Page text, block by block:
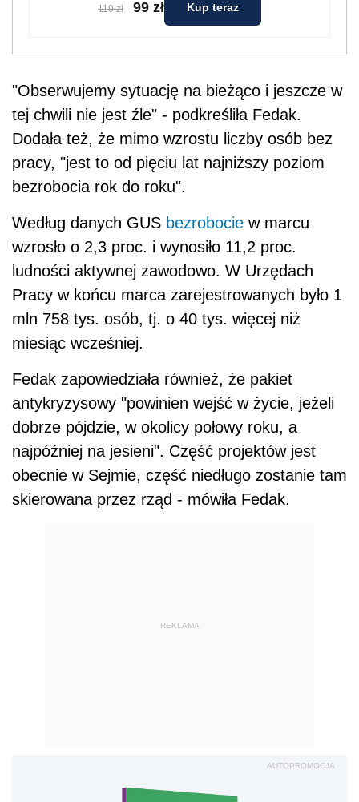
119 zł 99 zł Kup teraz
"Obserwujemy sytuację na bieżąco i jeszcze w
tej chwili nie jest źle" - podkreśliła Fedak.
Dodała też, że mimo wzrostu liczby osób bez
pracy, "jest to od pięciu lat najniższy poziom
bezrobocia rok do roku".
Według danych GUS bezrobocie w marcu
wzrosło o 2,3 proc. i wynosiło 11,2 proc.
ludności aktywnej zawodowo. W Urzędach
Pracy w końcu marca zarejestrowanych było 1
mln 758 tys. osób, tj. o 40 tys. więcej niż
miesiąc wcześniej.
Fedak zapowiedziała również, że pakiet
antykryzysowy "powinien wejść w życie, jeżeli
dobrze pójdzie, w okolicy połowy roku, a
najpóźniej na jesieni". Część projektów jest
obecnie w Sejmie, część niedługo zostanie tam
skierowana przez rząd - mówiła Fedak.
REKLAMA
AUTOPROMOCJA